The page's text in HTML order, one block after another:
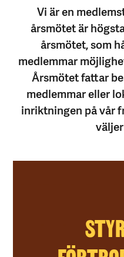
Vi är en
årsmötet är
årsmötet, som
medlemmar
Årsmötet fattar
medlemmar eller
inriktningen på vår